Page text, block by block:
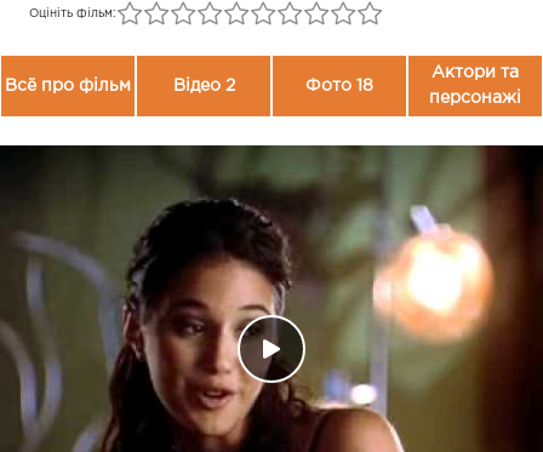
Оцініть фільм:
Всё про фільм Відео 2 Фото 18
Актори та
персонажі